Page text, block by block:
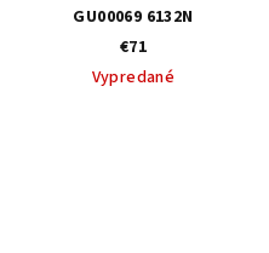
GU00069 6132N
€71
Vypredané